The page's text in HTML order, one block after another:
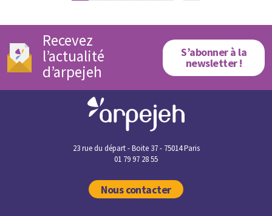
Recevez
l’actualité
d’arpejeh
S’abonner à la
newsletter !
23 rue du départ - Boite 37 - 75014 Paris
01 79 97 28 55
Nous contacter